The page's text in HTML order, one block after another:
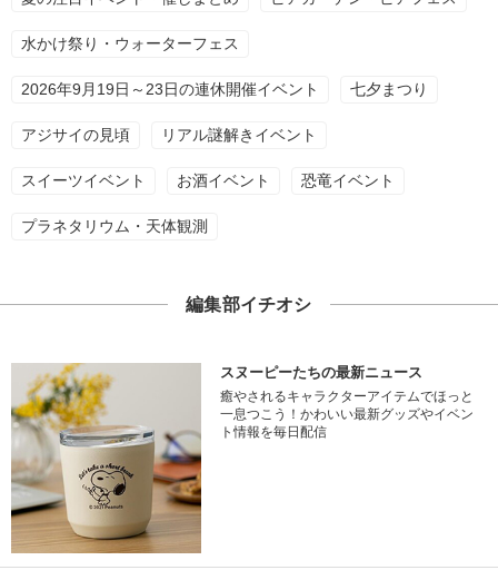
水かけ祭り・ウォーターフェス
2026年9月19日～23日の連休開催イベント 七夕まつり
アジサイの見頃 リアル謎解きイベント
スイーツイベント お酒イベント 恐竜イベント
プラネタリウム・天体観測
編集部イチオシ
スヌーピーたちの最新ニュース
癒やされるキャラクターアイテムでほっと
一息つこう！かわいい最新グッズやイベン
ト情報を毎日配信